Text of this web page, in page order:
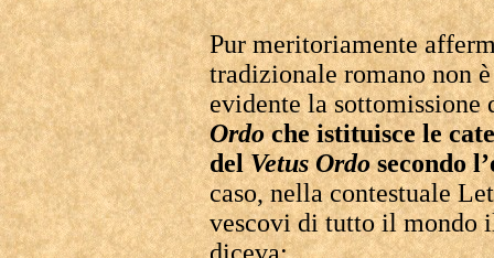
Pur meritoriamente
tradizionale romano non
evidente la
Ordoche istituisce le
delVetus Ordosecondo
caso, nella contestuale
vescovi di tutto il mondo